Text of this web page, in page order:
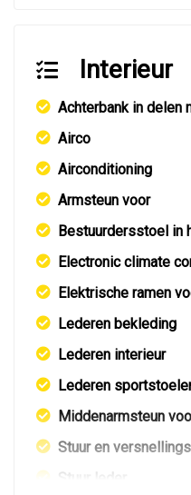
Interieur
Achterbank in delen
Airco
Airconditioning
Armsteun voor
Bestuurdersstoel in
Electronic climate
Elektrische ramen
Lederen bekleding
Lederen interieur
Lederen
Middenarmsteun
Stuur en
Stuur leder